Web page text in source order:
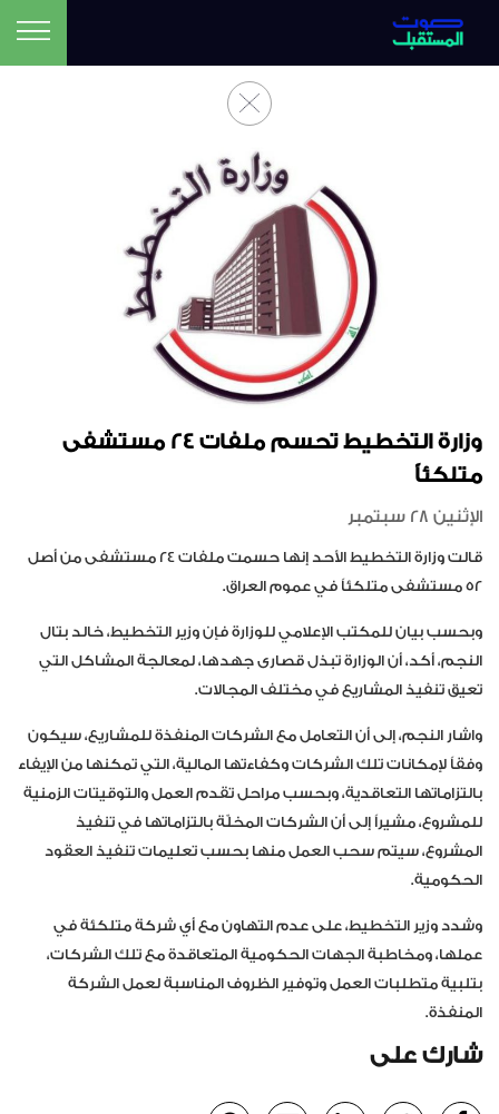
وزارة التخطيط تحسم ملفات 24 مستشفى
متلكئاً
الإثنين 28 سبتمبر
قالت وزارة التخطيط الأحد إنها حسمت ملفات 24 مستشفى من أصل
52 مستشفى متلكئاً في عموم العراق.
وبحسب بيان للمكتب الإعلامي للوزارة فإن وزير التخطيط، خالد بتال
النجم، أكد، أن الوزارة تبذل قصارى جهدها، لمعالجة المشاكل التي
تعيق تنفيذ المشاريع في مختلف المجالات.
واشار النجم، إلى أن التعامل مع الشركات المنفذة للمشاريع، سيكون
وفقاً لإمكانات تلك الشركات وكفاءتها المالية، التي تمكنها من الإيفاء
بالتزاماتها التعاقدية، وبحسب مراحل تقدم العمل والتوقيتات الزمنية
للمشروع، مشيراً إلى أن الشركات المخلّة بالتزاماتها في تنفيذ
المشروع، سيتم سحب العمل منها بحسب تعليمات تنفيذ العقود
الحكومية.
وشدد وزير التخطيط، على عدم التهاون مع أي شركة متلكئة في
عملها، ومخاطبة الجهات الحكومية المتعاقدة مع تلك الشركات،
بتلبية متطلبات العمل وتوفير الظروف المناسبة لعمل الشركة
المنفذة.
شارك على